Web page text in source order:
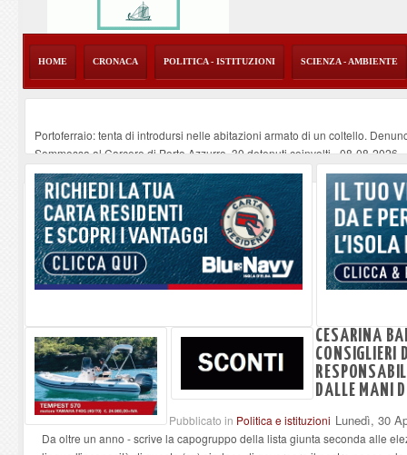
HOME CRONACA POLITICA - ISTITUZIONI SCIENZA - AMBIENTE
Portoferraio: tenta di introdursi nelle abitazioni armato di un coltello.
Sommossa al Carcere di Porto Azzurro, 30 detenuti coinvolti-08-08-2026
“Diamanti all’Inferno nell’infinito” e il teatro come esercizio del dubbio-08-
Mola ripulita dagli scout Agesci della Valsusa e Legambiente
08-08-2026
La grave carenza di medici Usmaf sta creando notevoli disagi ai lavoratori
CESARINA
CONSIGLIERI
DALLE MANI
Pubblicato in Politica e istituzioni Lunedì, 30
Da oltre un anno - scrive la capogruppo della lista giunta seconda alle